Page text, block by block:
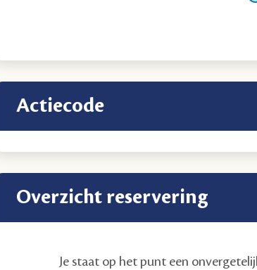
Actiecode
Overzicht reservering
Je staat op het punt een